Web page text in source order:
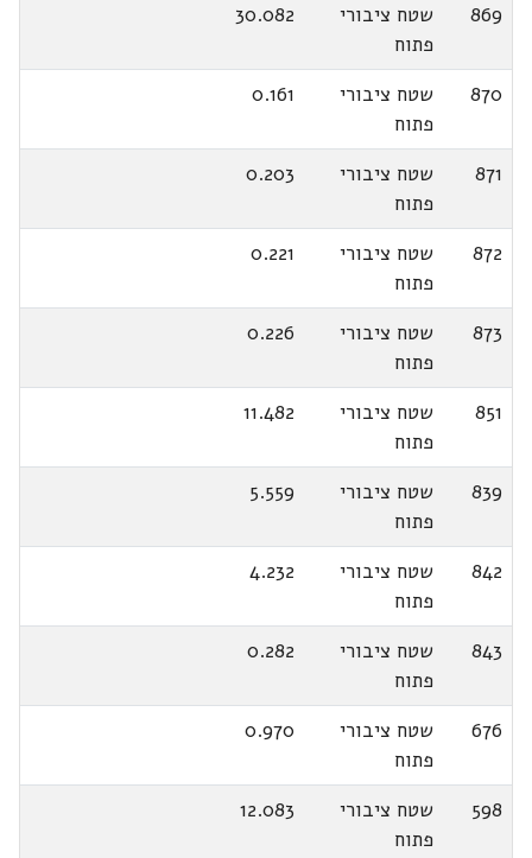
869
שטח ציבורי
פתוח
30.082
870
שטח ציבורי
פתוח
0.161
871
שטח ציבורי
פתוח
0.203
872
שטח ציבורי
פתוח
0.221
873
שטח ציבורי
פתוח
0.226
851
שטח ציבורי
פתוח
11.482
839
שטח ציבורי
פתוח
5.559
842
שטח ציבורי
פתוח
4.232
843
שטח ציבורי
פתוח
0.282
676
שטח ציבורי
פתוח
0.970
598
שטח ציבורי
פתוח
12.083